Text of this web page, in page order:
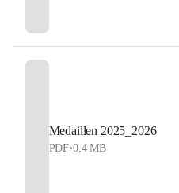
Medaillen 2025_2026
PDF•0,4 MB